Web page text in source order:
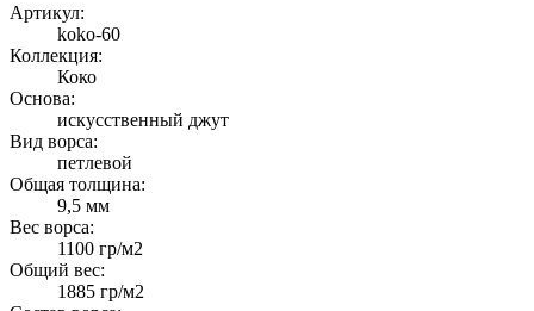
Артикул:
koko-60
Коллекция:
Коко
Основа:
искусственный джут
Вид ворса:
петлевой
Общая толщина:
9,5 мм
Вес ворса:
1100 гр/м2
Общий вес:
1885 гр/м2